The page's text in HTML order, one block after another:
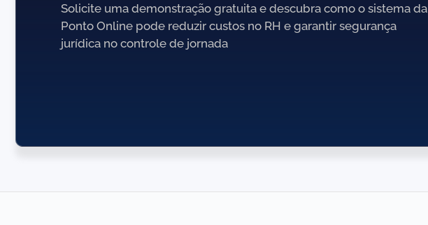
Solicite uma demonstração gratuita e descubra como o sistema da
Ponto Online pode reduzir custos no RH e garantir segurança
jurídica no controle de jornada